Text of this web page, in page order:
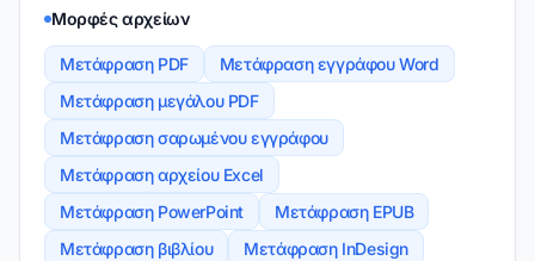
Μορφές αρχείων
Μετάφραση PDF
Μετάφραση εγγράφου Word
Μετάφραση μεγάλου PDF
Μετάφραση σαρωμένου εγγράφου
Μετάφραση αρχείου Excel
Μετάφραση PowerPoint
Μετάφραση EPUB
Μετάφραση βιβλίου
Μετάφραση InDesign